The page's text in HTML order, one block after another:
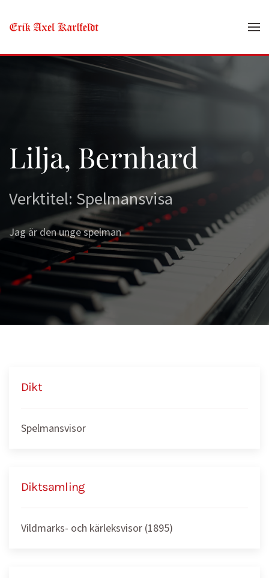
Skip to main content
Lilja, Bernhard
Verktitel: Spelmansvisa
Jag är den unge spelman
Dikt
Spelmansvisor
Diktsamling
Vildmarks- och kärleksvisor (1895)